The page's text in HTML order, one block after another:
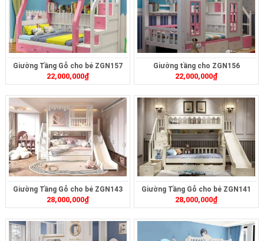
Giường Tầng Gỗ cho bé ZGN157
22,000,000₫
Giường tầng cho ZGN156
22,000,000₫
Giường Tầng Gỗ cho bé ZGN143
28,000,000₫
Giường Tầng Gỗ cho bé ZGN141
28,000,000₫